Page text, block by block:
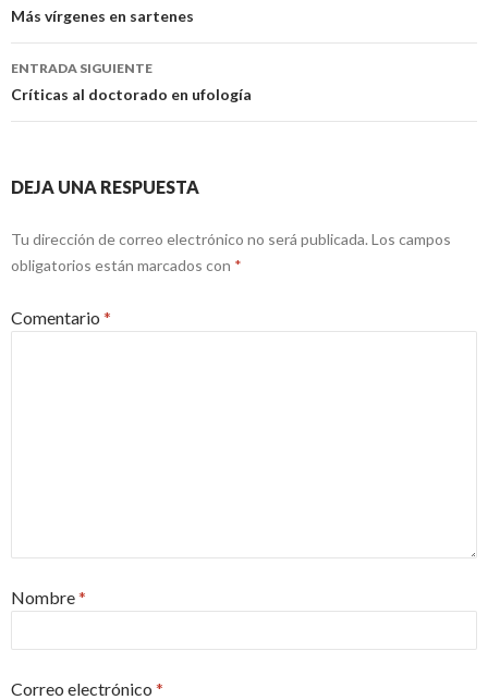
de
entradas
Más vírgenes en sartenes
ENTRADA SIGUIENTE
Críticas al doctorado en ufología
DEJA UNA RESPUESTA
Tu dirección de correo electrónico no será publicada. Los campos
obligatorios están marcados con *
Comentario *
Nombre*
Correo electrónico *